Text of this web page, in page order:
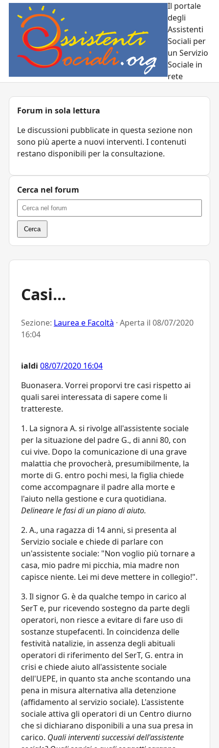
Il portale
degli
Assistenti
Sociali per
un Servizio
Sociale in
rete
Casi...
Sezione: Laurea e Facoltà · Aperta il 08/07/2020
16:04
ialdi 08/07/2020 16:04
Buonasera. Vorrei proporvi tre casi rispetto ai
quali sarei interessata di sapere come li
trattereste.
1. La signora A. si rivolge all'assistente sociale
per la situazione del padre G., di anni 80, con
cui vive. Dopo la comunicazione di una grave
malattia che provocherà, presumibilmente, la
morte di G. entro pochi mesi, la figlia chiede
come accompagnare il padre alla morte e
l'aiuto nella gestione e cura quotidiana.
Delineare le fasi di un piano di aiuto.
2. A., una ragazza di 14 anni, si presenta al
Servizio sociale e chiede di parlare con
un'assistente sociale: "Non voglio più tornare a
casa, mio padre mi picchia, mia madre non
capisce niente. Lei mi deve mettere in collegio!".
3. Il signor G. è da qualche tempo in carico al
SerT e, pur ricevendo sostegno da parte degli
operatori, non riesce a evitare di fare uso di
sostanze stupefacenti. In coincidenza delle
festività natalizie, in assenza degli abituali
operatori di riferimento del SerT, G. entra in
crisi e chiede aiuto all'assistente sociale
dell'UEPE, in quanto sta anche scontando una
pena in misura alternativa alla detenzione
(affidamento al servizio sociale). L'assistente
sociale attiva gli operatori di un Centro diurno
che si dichiarano disponibili a una sua presa in
carico. Quali interventi successivi dell'assistente
Forum in sola lettura
Le discussioni pubblicate in questa sezione non
sono più aperte a nuovi interventi. I contenuti
restano disponibili per la consultazione.
Cerca nel forum
Cerca